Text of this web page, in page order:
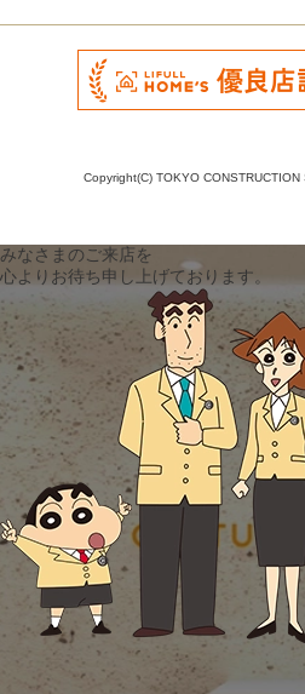
Copyright(C) TOKYO
みなさまのご来店を
心よりお待ち申し上げております。